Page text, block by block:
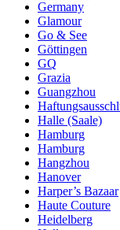
Germany
Glamour
Go & See
Göttingen
GQ
Grazia
Guangzhou
Halle (Saale)
Hamburg
Hamburg
Hangzhou
Hanover
Harper’s Bazaar
Haute Couture
Heidelberg